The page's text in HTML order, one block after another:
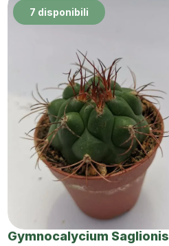
7 disponibili
Gymnocalycium Saglionis